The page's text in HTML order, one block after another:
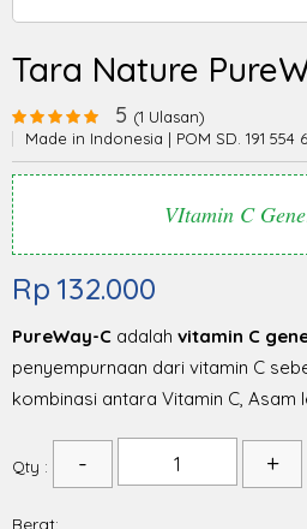
Tara Nature
5 (1 Ulasan)
Made in Indonesia | POM SD. 191 554
VItamin C
Rp 132.000
PureWay-C adalah vitamin C
penyempurnaan dari vitamin C
kombinasi antara Vitamin C, Asam
Qty :
Berat: